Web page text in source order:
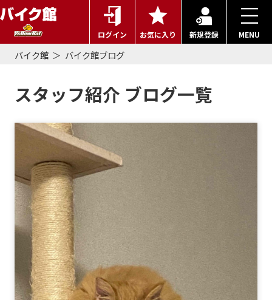
ログイン お気に入り 新規登録 MENU
バイク館 バイク館ブログ
スタッフ紹介 ブログ一覧